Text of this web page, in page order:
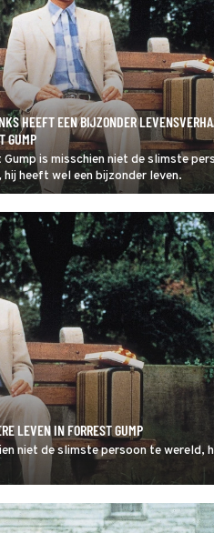
HEEFT EEN BIJZONDER
GUMP
Gump is misschien niet de slimste
hij heeft wel een bijzonder leven.
LEVEN IN FORREST GUMP
niet de slimste persoon te wereld,